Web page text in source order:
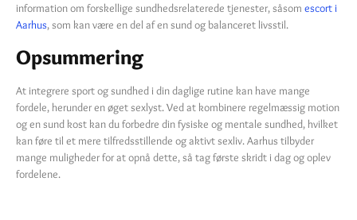
information om forskellige sundhedsrelaterede tjenester, såsom escort i
Aarhus, som kan være en del af en sund og balanceret livsstil.
Opsummering
At integrere sport og sundhed i din daglige rutine kan have mange
fordele, herunder en øget sexlyst. Ved at kombinere regelmæssig motion
og en sund kost kan du forbedre din fysiske og mentale sundhed, hvilket
kan føre til et mere tilfredsstillende og aktivt sexliv. Aarhus tilbyder
mange muligheder for at opnå dette, så tag første skridt i dag og oplev
fordelene.